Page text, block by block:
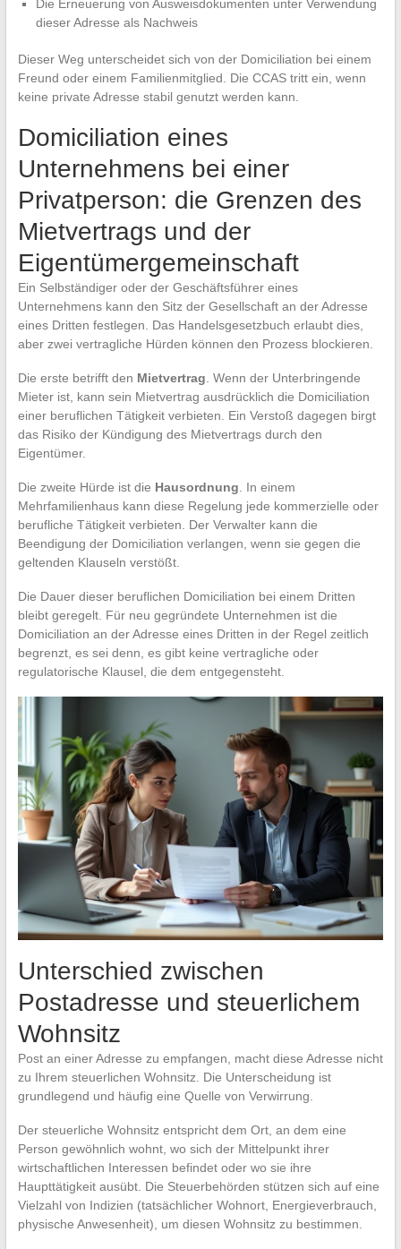
Die Erneuerung von Ausweisdokumenten unter Verwendung
dieser Adresse als Nachweis
Dieser Weg unterscheidet sich von der Domiciliation bei einem
Freund oder einem Familienmitglied. Die CCAS tritt ein, wenn
keine private Adresse stabil genutzt werden kann.
Domiciliation eines
Unternehmens bei einer
Privatperson: die Grenzen des
Mietvertrags und der
Eigentümergemeinschaft
Ein Selbständiger oder der Geschäftsführer eines
Unternehmens kann den Sitz der Gesellschaft an der Adresse
eines Dritten festlegen. Das Handelsgesetzbuch erlaubt dies,
aber zwei vertragliche Hürden können den Prozess blockieren.
Die erste betrifft den Mietvertrag . Wenn der Unterbringende
Mieter ist, kann sein Mietvertrag ausdrücklich die Domiciliation
einer beruflichen Tätigkeit verbieten. Ein Verstoß dagegen birgt
das Risiko der Kündigung des Mietvertrags durch den
Eigentümer.
Die zweite Hürde ist die Hausordnung . In einem
Mehrfamilienhaus kann diese Regelung jede kommerzielle oder
berufliche Tätigkeit verbieten. Der Verwalter kann die
Beendigung der Domiciliation verlangen, wenn sie gegen die
geltenden Klauseln verstößt.
Die Dauer dieser beruflichen Domiciliation bei einem Dritten
bleibt geregelt. Für neu gegründete Unternehmen ist die
Domiciliation an der Adresse eines Dritten in der Regel zeitlich
begrenzt, es sei denn, es gibt keine vertragliche oder
regulatorische Klausel, die dem entgegensteht.
Unterschied zwischen
Postadresse und steuerlichem
Wohnsitz
Post an einer Adresse zu empfangen, macht diese Adresse nicht
zu Ihrem steuerlichen Wohnsitz. Die Unterscheidung ist
grundlegend und häufig eine Quelle von Verwirrung.
Der steuerliche Wohnsitz entspricht dem Ort, an dem eine
Person gewöhnlich wohnt, wo sich der Mittelpunkt ihrer
wirtschaftlichen Interessen befindet oder wo sie ihre
Haupttätigkeit ausübt. Die Steuerbehörden stützen sich auf eine
Vielzahl von Indizien (tatsächlicher Wohnort, Energieverbrauch,
physische Anwesenheit), um diesen Wohnsitz zu bestimmen.